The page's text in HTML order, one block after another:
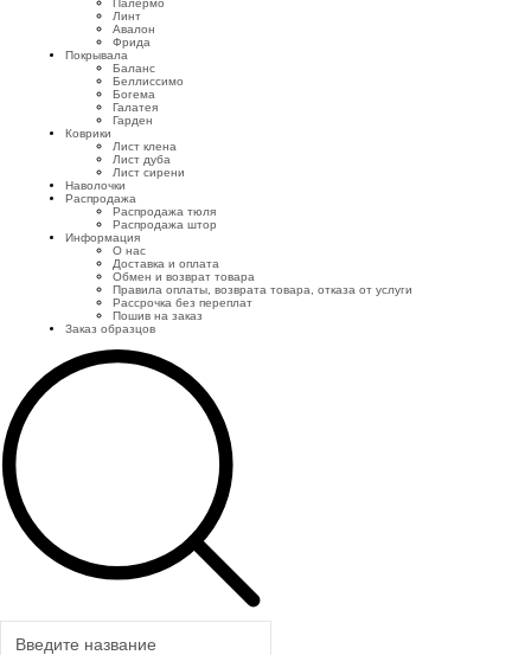
Палермо
Линт
Авалон
Фрида
Покрывала
Баланс
Беллиссимо
Богема
Галатея
Гарден
Коврики
Лист клена
Лист дуба
Лист сирени
Наволочки
Распродажа
Распродажа тюля
Распродажа штор
Информация
О нас
Доставка и оплата
Обмен и возврат товара
Правила оплаты, возврата товара, отказа от услуги
Рассрочка без переплат
Пошив на заказ
Заказ образцов